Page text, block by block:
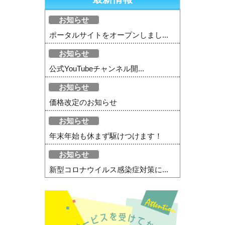
お知らせ
ポータルサイトをオープンしまし...
お知らせ
公式YouTubeチャンネル開...
お知らせ
価格改定のお知らせ
お知らせ
年末年始も休まず駆けつけます！
お知らせ
新型コロナウイルス感染症対策に...